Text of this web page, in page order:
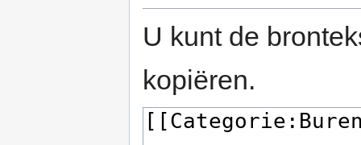
U kunt de
kopiëren.